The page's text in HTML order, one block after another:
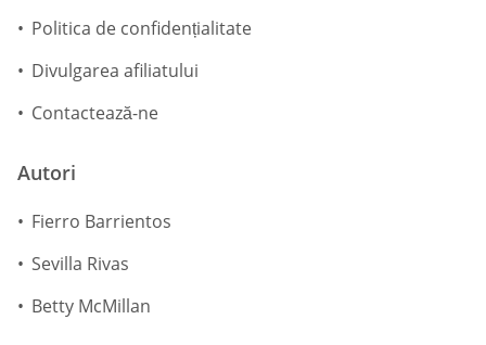
Politica de confidențialitate
Divulgarea afiliatului
Contactează-ne
Autori
Fierro Barrientos
Sevilla Rivas
Betty McMillan